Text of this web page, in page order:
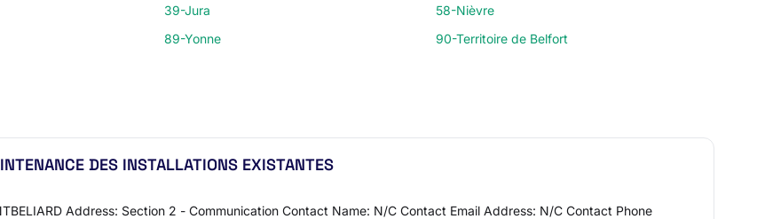
39-Jura
58-Nièvre
89-Yonne 90-Territoire de Belfort
DES INSTALLATIONS EXISTANTES
Address: Section 2 - Communication Contact Name: N/C Contact Email Address: N/C Contact Phone